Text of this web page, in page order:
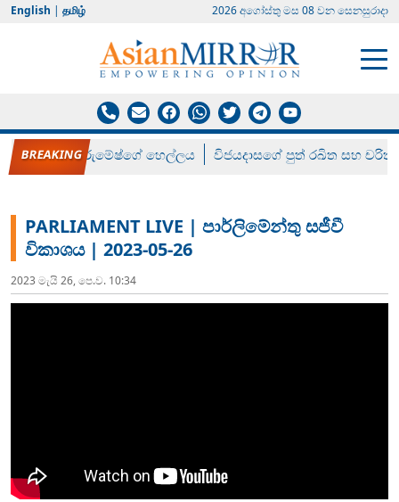
English | தமிழ் 2026 අගෝස්‍තු මස 08 වන සෙනසුරාදා
රන් ගෙනා රුමේෂ්ගේ හෙල්ලය විජයදාසගේ පුත් රඛිත සහ චරිත්
PARLIAMENT LIVE | පාර්ලිමේන්තු සජීවී
විකාශය | 2023-05-26
2023 මැයි 26, පෙ.ව. 10:34